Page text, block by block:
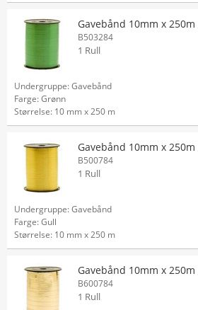
Gavebånd 10mm x
B503284
1 Rull
Undergruppe: Gavebånd
Farge: Grønn
Størrelse: 10 mm x 250 m
Gavebånd 10mm x
B500784
1 Rull
Undergruppe: Gavebånd
Farge: Gull
Størrelse: 10 mm x 250 m
Gavebånd 10mm x
B600784
1 Rull